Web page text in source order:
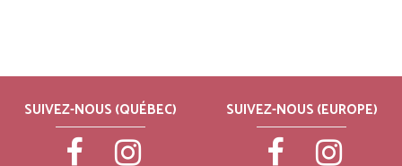
SUIVEZ-NOUS (QUÉBEC) SUIVEZ-NOUS (EUROPE)